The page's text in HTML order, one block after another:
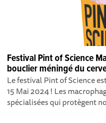
Festival Pint of Science
bouclier méningé du
Le festival Pint of Science
15 Mai 2024 ! Les
spécialisées qui protègent